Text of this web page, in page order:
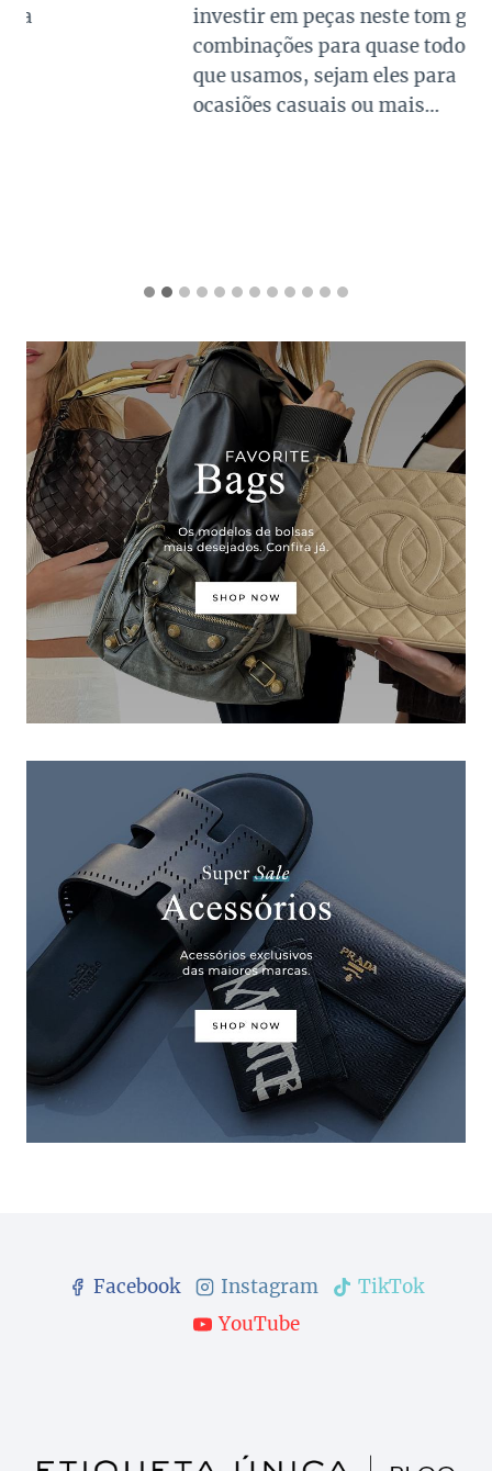
investir em peças neste tom garante
combinações para quase todo look
que usamos, sejam eles para
ocasiões casuais ou mais…
Facebook Instagram
TikTok
YouTube